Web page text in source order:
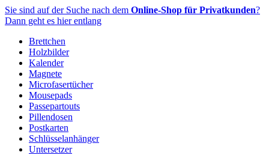
Zum
Inhalt
Sie sind auf der Suche nach dem Online-Shop für Privatkunden?
Dann geht es hier entlang
Brettchen
Holzbilder
Kalender
Magnete
Microfasertücher
Mousepads
Passepartouts
Pillendosen
Postkarten
Schlüsselanhänger
Untersetzer